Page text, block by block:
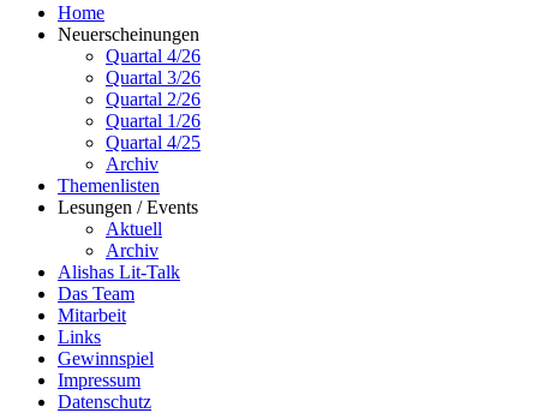
Home
Neuerscheinungen
Quartal 4/26
Quartal 3/26
Quartal 2/26
Quartal 1/26
Quartal 4/25
Archiv
Themenlisten
Lesungen / Events
Aktuell
Archiv
Alishas Lit-Talk
Das Team
Mitarbeit
Links
Gewinnspiel
Impressum
Datenschutz